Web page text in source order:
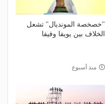
"خصخصة المونديال" تشعل
الخلاف بين يويفا وفيفا
منذ أسبوع